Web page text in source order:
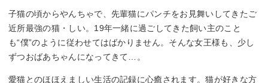
子猫の頃からやんちゃで、先輩猫にパンチをお見舞いしてきたご
近所最強の猫・しい。19年一緒に過ごしてきた飼い主のこと
も“僕”のように従わせてはばかりません。そんな女王様も、少し
ずつおばあちゃんになってきて…。
愛猫とのほほえましい生活の記録に心癒されます。猫が好きな方